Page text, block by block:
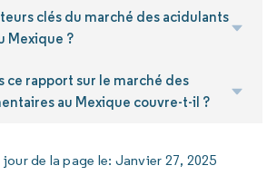
clés du marché des acidulants
Mexique ?
ce rapport sur le marché des
au Mexique couvre-t-il ?
de la page le: Janvier 27, 2025